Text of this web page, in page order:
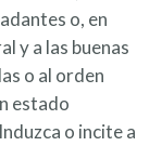
o, en
y a las buenas
o al orden
estado
o incite a